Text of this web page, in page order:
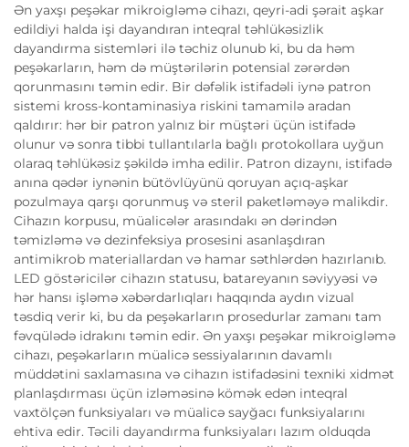
Ən yaxşı peşəkar mikroigləmə cihazı, qeyri-adi şərait aşkar
edildiyi halda işi dayandıran inteqral təhlükəsizlik
dayandırma sistemləri ilə təchiz olunub ki, bu da həm
peşəkarların, həm də müştərilərin potensial zərərdən
qorunmasını təmin edir. Bir dəfəlik istifadəli iynə patron
sistemi kross-kontaminasiya riskini tamamilə aradan
qaldırır: hər bir patron yalnız bir müştəri üçün istifadə
olunur və sonra tibbi tullantılarla bağlı protokollara uyğun
olaraq təhlükəsiz şəkildə imha edilir. Patron dizaynı, istifadə
anına qədər iynənin bütövlüyünü qoruyan açıq-aşkar
pozulmaya qarşı qorunmuş və steril paketləməyə malikdir.
Cihazın korpusu, müalicələr arasındakı ən dərindən
təmizləmə və dezinfeksiya prosesini asanlaşdıran
antimikrob materiallardan və hamar səthlərdən hazırlanıb.
LED göstəricilər cihazın statusu, batareyanın səviyyəsi və
hər hansı işləmə xəbərdarlıqları haqqında aydın vizual
təsdiq verir ki, bu da peşəkarların prosedurlar zamanı tam
fəvqülədə idrakını təmin edir. Ən yaxşı peşəkar mikroigləmə
cihazı, peşəkarların müalicə sessiyalarının davamlı
müddətini saxlamasına və cihazın istifadəsini texniki xidmət
planlaşdırması üçün izləməsinə kömək edən inteqral
vaxtölçən funksiyaları və müalicə sayğacı funksiyalarını
ehtiva edir. Təcili dayandırma funksiyaları lazım olduqda